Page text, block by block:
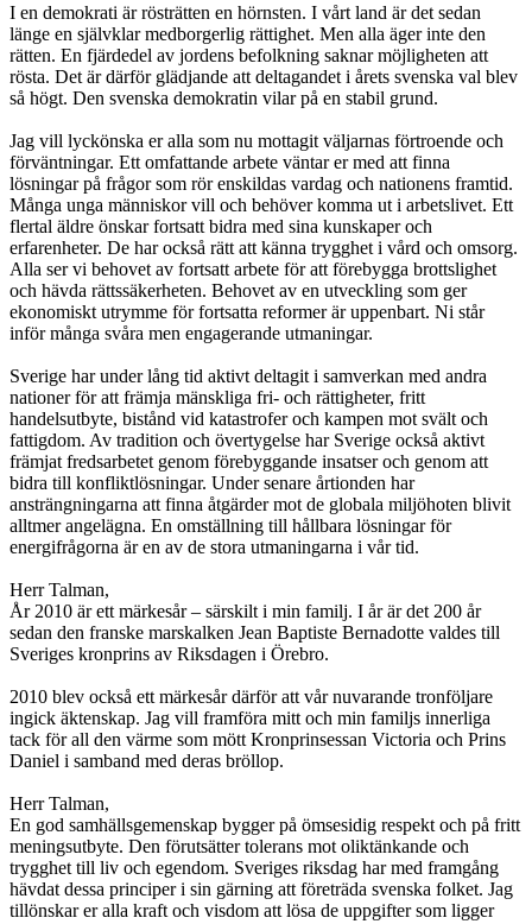
I en demokrati är rösträtten en hörnsten. I vårt land är det sedan
länge en självklar medborgerlig rättighet. Men alla äger inte den
rätten. En fjärdedel av jordens befolkning saknar möjligheten att
rösta. Det är därför glädjande att deltagandet i årets svenska val blev
så högt. Den svenska demokratin vilar på en stabil grund.
Jag vill lyckönska er alla som nu mottagit väljarnas förtroende och
förväntningar. Ett omfattande arbete väntar er med att finna
lösningar på frågor som rör enskildas vardag och nationens framtid.
Många unga människor vill och behöver komma ut i arbetslivet. Ett
flertal äldre önskar fortsatt bidra med sina kunskaper och
erfarenheter. De har också rätt att känna trygghet i vård och omsorg.
Alla ser vi behovet av fortsatt arbete för att förebygga brottslighet
och hävda rättssäkerheten. Behovet av en utveckling som ger
ekonomiskt utrymme för fortsatta reformer är uppenbart. Ni står
inför många svåra men engagerande utmaningar.
Sverige har under lång tid aktivt deltagit i samverkan med andra
nationer för att främja mänskliga fri- och rättigheter, fritt
handelsutbyte, bistånd vid katastrofer och kampen mot svält och
fattigdom. Av tradition och övertygelse har Sverige också aktivt
främjat fredsarbetet genom förebyggande insatser och genom att
bidra till konfliktlösningar. Under senare årtionden har
ansträngningarna att finna åtgärder mot de globala miljöhoten blivit
alltmer angelägna. En omställning till hållbara lösningar för
energifrågorna är en av de stora utmaningarna i vår tid.
Herr Talman,
År 2010 är ett märkesår – särskilt i min familj. I år är det 200 år
sedan den franske marskalken Jean Baptiste Bernadotte valdes till
Sveriges kronprins av Riksdagen i Örebro.
2010 blev också ett märkesår därför att vår nuvarande tronföljare
ingick äktenskap. Jag vill framföra mitt och min familjs innerliga
tack för all den värme som mött Kronprinsessan Victoria och Prins
Daniel i samband med deras bröllop.
Herr Talman,
En god samhällsgemenskap bygger på ömsesidig respekt och på fritt
meningsutbyte. Den förutsätter tolerans mot oliktänkande och
trygghet till liv och egendom. Sveriges riksdag har med framgång
hävdat dessa principer i sin gärning att företräda svenska folket. Jag
tillönskar er alla kraft och visdom att lösa de uppgifter som ligger